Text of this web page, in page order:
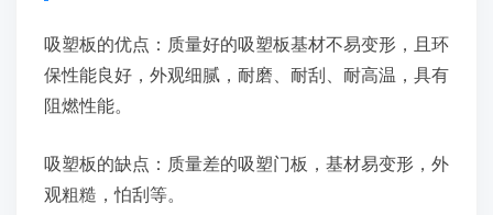
吸塑板的优点：质量好的吸塑板基材不易变形，且环
保性能良好，外观细腻，耐磨、耐刮、耐高温，具有
阻燃性能。
吸塑板的缺点：质量差的吸塑门板，基材易变形，外
观粗糙，怕刮等。